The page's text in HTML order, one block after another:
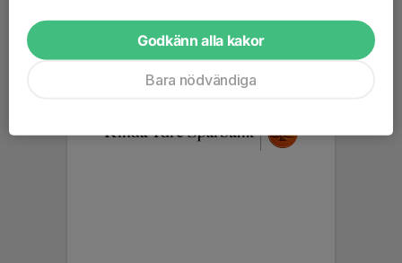
Godkänn alla kakor
Bara nödvändiga